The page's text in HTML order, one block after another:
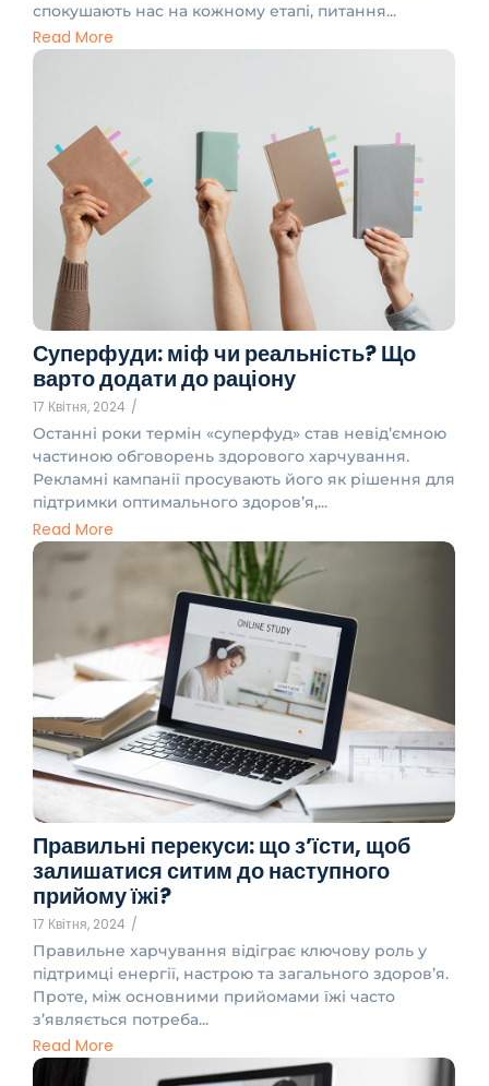
спокушають нас на кожному етапі, питання...
Read More
Суперфуди: міф чи реальність? Що
варто додати до раціону
17 Квітня, 2024 /
Останні роки термін «суперфуд» став невід’ємною
частиною обговорень здорового харчування.
Рекламні кампанії просувають його як рішення для
підтримки оптимального здоров’я,...
Read More
Правильні перекуси: що з’їсти, щоб
залишатися ситим до наступного
прийому їжі?
17 Квітня, 2024 /
Правильне харчування відіграє ключову роль у
підтримці енергії, настрою та загального здоров’я.
Проте, між основними прийомами їжі часто
з’являється потреба...
Read More